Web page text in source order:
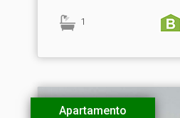
1
Apartamento